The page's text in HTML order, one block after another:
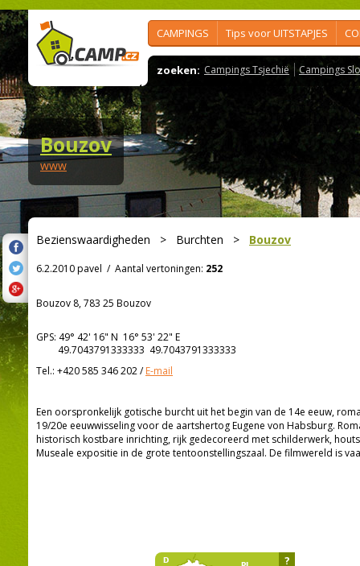
CAMPINGS Tips voor UITSTAPJES
zoeken: Campings Tsjechië Campings
Bouzov
www
Bezienswaardigheden > Burchten > Bouzov
6.2.2010 pavel / Aantal vertoningen: 252
Bouzov 8, 783 25 Bouzov
GPS: 49° 42' 16" N 16° 53' 22" E
49.7043791333333 49.7043791333333
Tel.: +420 585 346 202/E-mail
Een oorspronkelijk gotische burcht uit het begin van de 14e eeuw,
19/20e eeuwwisseling voor de aartshertog Eugene von Habsburg.
historisch kostbare inrichting, rijk gedecoreerd met schilderwerk,
Museale expositie in de grote tentoonstellingszaal. De filmwereld is
?